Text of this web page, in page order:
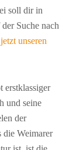
soll dir in
Suche nach
unseren
erstklassiger
und seine
der
die Weimarer